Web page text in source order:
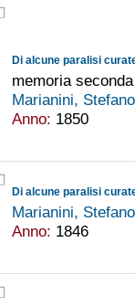
Di alcune paralisi
memoria seconda
Marianini,
Anno: 1850
Di alcune paralisi
Marianini,
Anno: 1846